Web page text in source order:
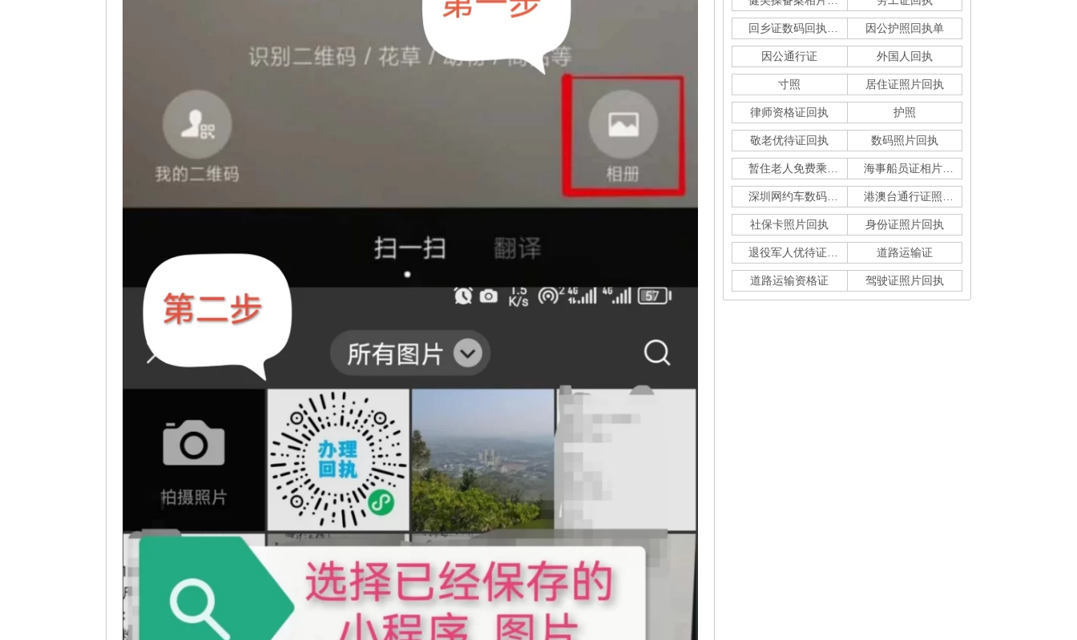
因公护照回执单
因公通行证 外国人回执
寸照 居住证照片回执
律师资格证回执 护照
敬老优待证回执 数码照片回执
海事船员证相片采集
社保卡照片回执 身份证照片回执
道路运输证
道路运输资格证 驾驶证照片回执